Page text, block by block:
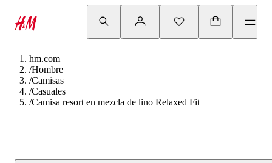
hm.com
/Hombre
/Camisas
/Casuales
/Camisa resort en mezcla de lino Relaxed Fit